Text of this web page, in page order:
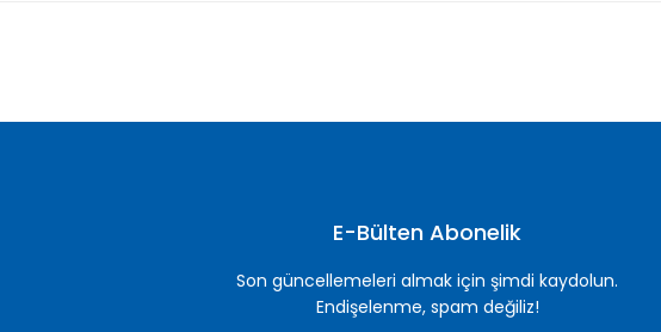
E-Bülten Abonelik
Son güncellemeleri almak için şimdi kaydolun.
Endişelenme, spam değiliz!